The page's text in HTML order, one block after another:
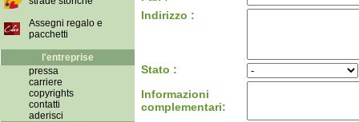
Assegni regalo e
pacchetti
l'entreprise
pressa
carriere
copyrights
contatti
aderisci
Indirizzo :
Stato :
Informazioni
complementari: